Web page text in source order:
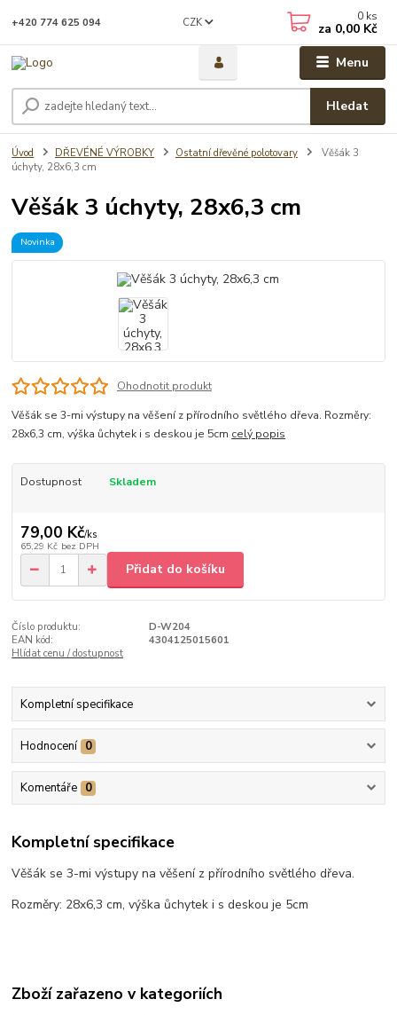
Menu
CZK
Hledat
+420 774 625 094 0 ks
za 0,00 Kč
Úvod DŘEVÉNÉ VÝROBKY Ostatní dřevěné polotovary
Věšák 3
úchyty, 28x6,3 cm
Věšák 3 úchyty, 28x6,3 cm
Novinka
Ohodnotit produkt
Věšák se 3-mi výstupy na věšení z přírodního světlého dřeva. Rozměry:
28x6,3 cm, výška ůchytek i s deskou je 5cm celý popis
Dostupnost Skladem
79,00 Kč/ks
65,29 Kč bez DPH
Přidat do košíku
Číslo produktu:
D-W204
EAN kód:
4304125015601
Hlídat cenu / dostupnost
Kompletní specifikace
Hodnocení 0
Komentáře 0
Kompletní specifikace
Věšák se 3-mi výstupy na věšení z přírodního světlého dřeva.
Rozměry: 28x6,3 cm, výška ůchytek i s deskou je 5cm
Zboží zařazeno v kategoriích